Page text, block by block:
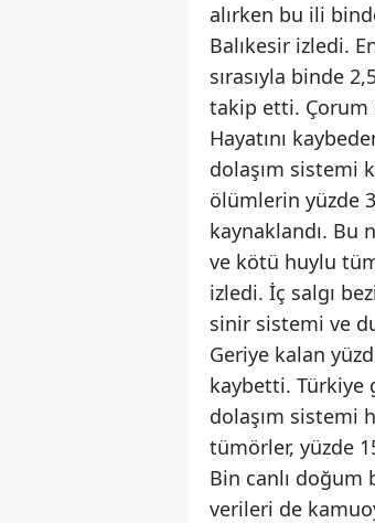
alırken bu ili
Balıkesir izledi.
sırasıyla binde
takip etti. Çorum
Hayatını
dolaşım sistemi
ölümlerin yüzde
kaynaklandı. Bu
ve kötü huylu
izledi. İç salgı
sinir sistemi ve
Geriye kalan
kaybetti. Türkiye
dolaşım sistemi
tümörler, yüzde
Bin canlı doğum
verileri de